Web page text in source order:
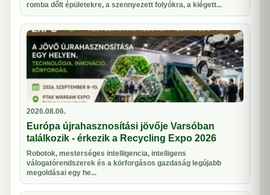
romba dőlt épületekre, a szennyezett folyókra, a kiégett...
2026.08.06.
Európa újrahasznosítási jövője Varsóban
találkozik - érkezik a Recycling Expo 2026
Robotok, mesterséges intelligencia, intelligens
válogatórendszerek és a körforgásos gazdaság legújabb
megoldásai egy he...